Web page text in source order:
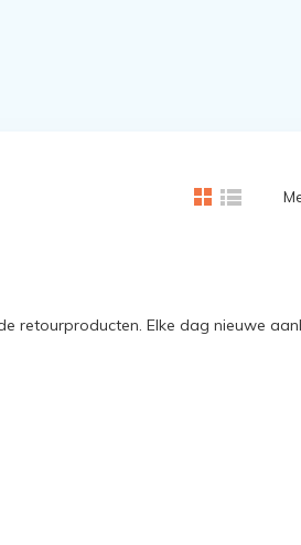
retourproducten. Elke dag nieuwe